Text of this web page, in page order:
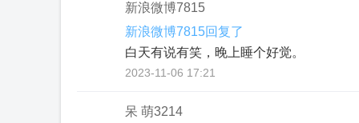
新浪微博7815
新浪微博7815回复了
白天有说有笑，晚上睡个好觉。
2023-11-06 17:21
呆 萌3214